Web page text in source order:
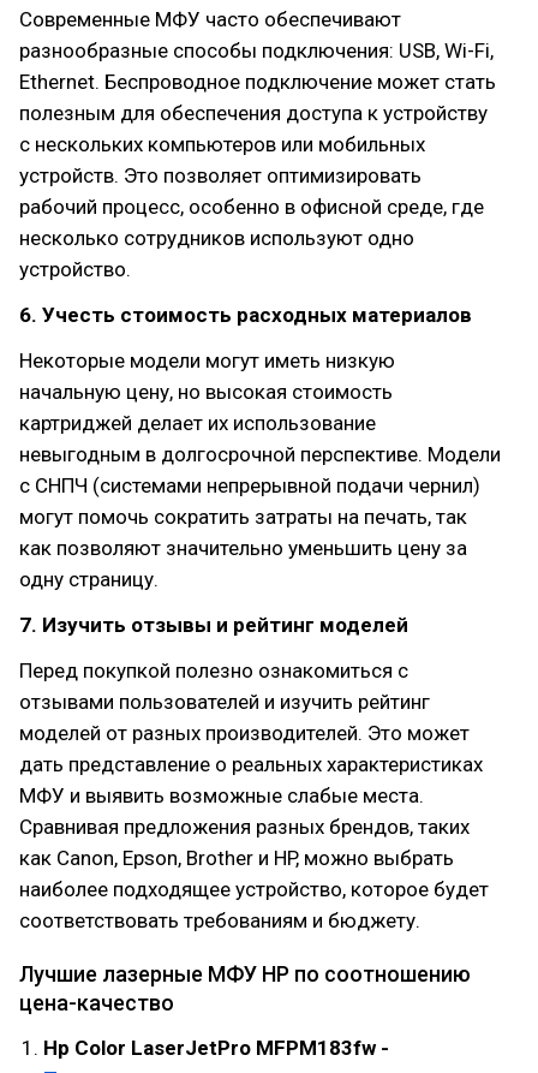
Современные МФУ часто обеспечивают
разнообразные способы подключения: USB, Wi-Fi,
Ethernet. Беспроводное подключение может стать
полезным для обеспечения доступа к устройству
с нескольких компьютеров или мобильных
устройств. Это позволяет оптимизировать
рабочий процесс, особенно в офисной среде, где
несколько сотрудников используют одно
устройство.
6. Учесть стоимость расходных материалов
Некоторые модели могут иметь низкую
начальную цену, но высокая стоимость
картриджей делает их использование
невыгодным в долгосрочной перспективе. Модели
с СНПЧ (системами непрерывной подачи чернил)
могут помочь сократить затраты на печать, так
как позволяют значительно уменьшить цену за
одну страницу.
7. Изучить отзывы и рейтинг моделей
Перед покупкой полезно ознакомиться с
отзывами пользователей и изучить рейтинг
моделей от разных производителей. Это может
дать представление о реальных характеристиках
МФУ и выявить возможные слабые места.
Сравнивая предложения разных брендов, таких
как Canon, Epson, Brother и HP, можно выбрать
наиболее подходящее устройство, которое будет
соответствовать требованиям и бюджету.
Лучшие лазерные МФУ HP по соотношению
цена-качество
Hp Color LaserJetPro MFPM183fw -